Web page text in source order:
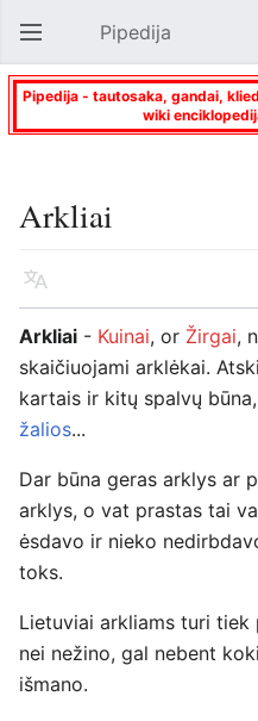
Atverti pagrindinį meniu Pipedija
Pipedija - tautosaka, gandai,
wiki
Arkliai
Kalba
Arkliai - Kuinai, or Žirgai,
skaičiuojami arklėkai.
kartais ir kitų spalvų
žalios...
Dar būna geras arklys ar
arklys, o vat prastas tai
ėsdavo ir nieko
toks.
Lietuviai arkliams turi tiek
nei nežino, gal nebent
išmano.